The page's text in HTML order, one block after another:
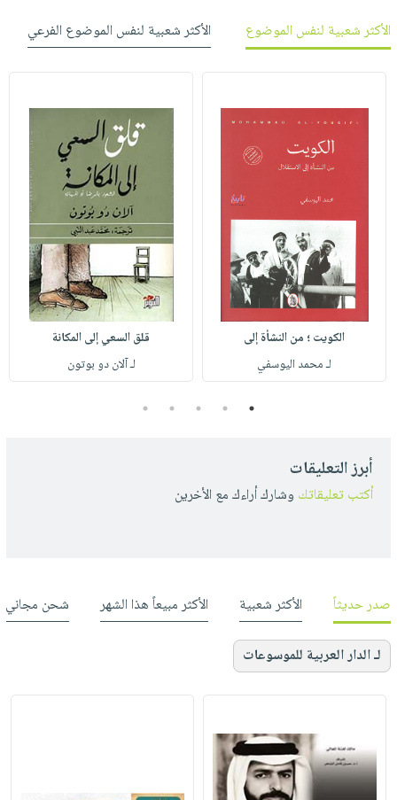
الأكثر شعبية لنفس الموضوع
الأكثر شعبية لنفس الموضوع الفرعي
الكويت ؛ من النشأة إلى
لـ محمد اليوسفي
قلق السعي إلى المكانة
لـ آلان دو بوتون
1
2
3
4
5
أبرز التعليقات
أكتب تعليقاتك وشارك أراءك مع الأخرين
صدر حديثاً الأكثر شعبية الأكثر مبيعاً هذا الشهر شحن مجاني
لـ الدار العربية للموسوعات